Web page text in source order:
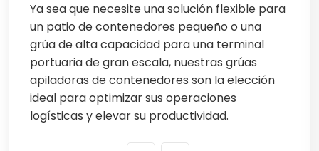
Ya sea que necesite una solución flexible para
un patio de contenedores pequeño o una
grúa de alta capacidad para una terminal
portuaria de gran escala, nuestras grúas
apiladoras de contenedores son la elección
ideal para optimizar sus operaciones
logísticas y elevar su productividad.